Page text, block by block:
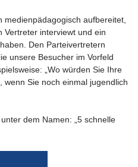
aufbereitet,
Vertreter interviewt und ein
Den Parteivertretern
unsere Besucher im Vorfeld
„Wo würden Sie Ihre
Sie noch einmal jugendlich
dem Namen: „5 schnelle